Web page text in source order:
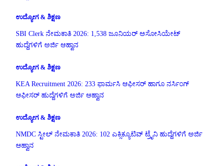
ಉದ್ಯೋಗ & ಶಿಕ್ಷಣ
SBI Clerk ನೇಮಕಾತಿ 2026: 1,538 ಜೂನಿಯರ್ ಅಸೋಸಿಯೇಟ್
ಹುದ್ದೆಗಳಿಗೆ ಅರ್ಜಿ ಆಹ್ವಾನ
ಉದ್ಯೋಗ & ಶಿಕ್ಷಣ
KEA Recruitment 2026: 233 ಫಾರ್ಮಸಿ ಆಫೀಸರ್ ಹಾಗೂ ನರ್ಸಿಂಗ್
ಆಫೀಸರ್ ಹುದ್ದೆಗಳಿಗೆ ಅರ್ಜಿ ಆಹ್ವಾನ
ಉದ್ಯೋಗ & ಶಿಕ್ಷಣ
NMDC ಸ್ಟೀಲ್ ನೇಮಕಾತಿ 2026: 102 ಎಕ್ಸಿಕ್ಯೂಟಿವ್ ಟ್ರೈನಿ ಹುದ್ದೆಗಳಿಗೆ ಅರ್ಜಿ
ಆಹ್ವಾನ